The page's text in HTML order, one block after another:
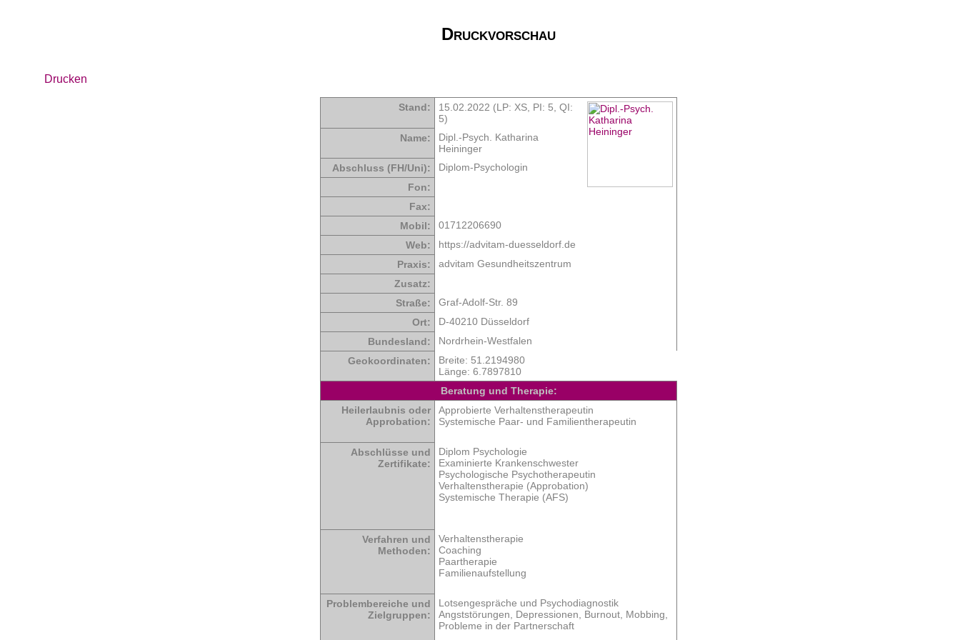
Druckvorschau
Drucken
Stand: 15.02.2022 (LP: XS, PI: 5 QI:
5)
Name:
Dipl.-Psych. Katharina
Heininger
Abschluss (FH/Uni):
Diplom-Psychologin
Fon:
Fax:
Mobil:
01712206690
Web:
https://advitam-duesseldorf.de
Praxis:
advitam Gesundheitszentrum
Zusatz:
Straße:
Graf-Adolf-Str. 89
Ort:
D-40210 Düsseldorf
Bundesland:
Nordrhein-Westfalen
Geokoordinaten:
Breite: 51.2194980
Länge: 6.7897810
Beratung und Therapie:
Heilerlaubnis oder
Approbation:
Approbierte Verhaltenstherapeutin
Systemische Paar- und Familientherapeutin
Abschlüsse und
Zertifikate:
Diplom Psychologie
Examinierte Krankenschwester
Psychologische Psychotherapeutin
Verhaltenstherapie (Approbation)
Systemische Therapie (AFS)
Verfahren und
Methoden:
Verhaltenstherapie
Coaching
Paartherapie
Familienaufstellung
Problembereiche und
Zielgruppen:
Lotsengespräche und Psychodiagnostik
Angststörungen, Depressionen, Burnout, Mobbing,
Probleme in der Partnerschaft